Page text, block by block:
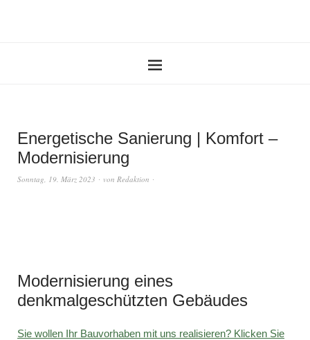
Energetische Sanierung | Komfort –
Modernisierung
Sonntag, 19. März 2023 von Redaktion
Modernisierung eines
denkmalgeschützten Gebäudes
Sie wollen Ihr Bauvorhaben mit uns realisieren? Klicken Sie